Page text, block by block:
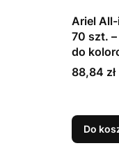
Ariel
70 szt.
do
Cena
88,84 zł
Do